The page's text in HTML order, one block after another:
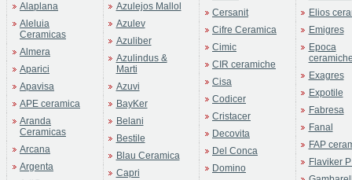
Alaplana
Aleluia
Ceramicas
Almera
Aparici
Apavisa
APE ceramica
Aranda
Ceramicas
Arcana
Argenta
Azulejos Mallol
Azulev
Azuliber
Azulindus &
Marti
Azuvi
BayKer
Belani
Bestile
Blau Ceramica
Capri
Cersanit
Cifre Ceramica
Cimic
CIR ceramiche
Cisa
Codicer
Cristacer
Decovita
Del Conca
Domino
Elios
Emigres
Epoca
Exagres
Expotile
Fabresa
Fanal
FAP
Flaviker